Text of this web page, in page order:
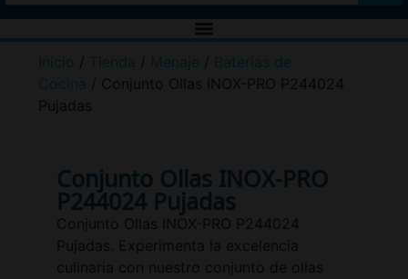
Inicio / Tienda / Menaje / Baterías de
Cocina / Conjunto Ollas INOX-PRO P244024
Pujadas
Conjunto Ollas INOX-PRO
P244024 Pujadas
Conjunto Ollas INOX-PRO P244024
Pujadas. Experimenta la excelencia
culinaria con nuestro conjunto de ollas